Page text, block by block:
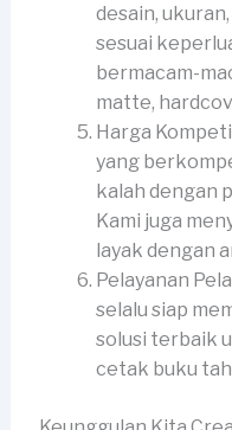
desain,
sesuai
bermacam-
matte,
Harga
yang
kalah dengan
Kami juga
layak dengan
Pelayanan
selalu siap
solusi terbaik
cetak buku